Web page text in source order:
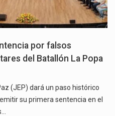
por falsos
del Batallón La Popa
(JEP) dará un paso histórico
su primera sentencia en el